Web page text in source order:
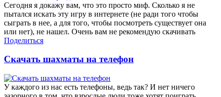
Сегодня я докажу вам, что это просто миф. Сколько я не
пытался искать эту игру в интернете (не ради того чтобы
сыграть в нее, а для того, чтобы посмотреть существует она
или нет), не нашел. Очень вам не рекомендую скачивать
Поделиться
Скачать шахматы на телефон
У каждого из нас есть телефоны, ведь так? И нет ничего